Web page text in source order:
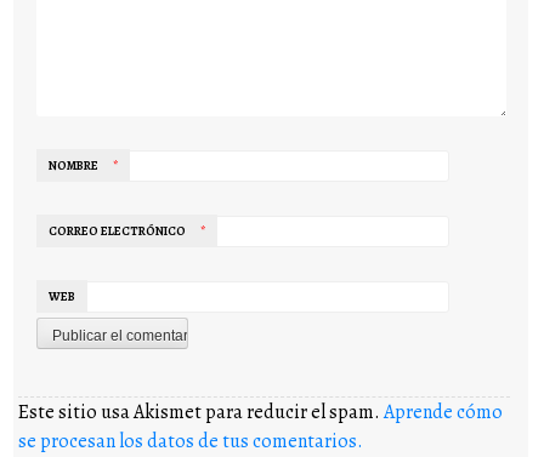
NOMBRE *
CORREO ELECTRÓNICO *
WEB
Este sitio usa Akismet para reducir el spam.Aprende cómo
se procesan los datos de tus comentarios.